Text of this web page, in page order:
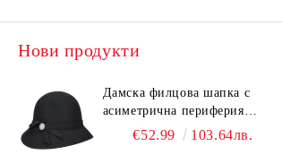
Нови продукти
Дамска филцова шапка с
асиметрична периферия
HatYou CF0376 | Черен
€52.99 103.64лв.